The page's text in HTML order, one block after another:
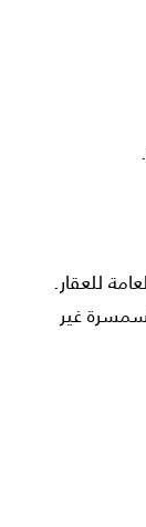
للعقار.
غير